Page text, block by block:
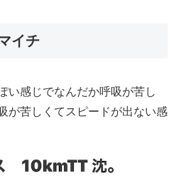
イチ
い感じでなんだか呼吸が苦し
が苦しくてスピードが出ない感